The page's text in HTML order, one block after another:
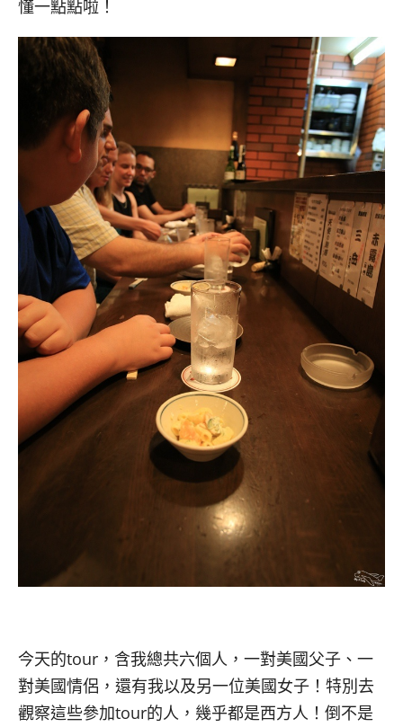
懂一點點啦！
今天的tour ，含我總共六個人，一對美國父子、一
對美國情侶，還有我以及另一位美國女子！特別去
觀察這些參加tour的人，幾乎都是西方人！倒不是